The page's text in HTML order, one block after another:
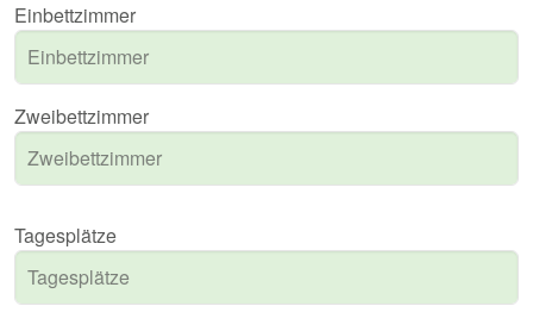
Einbettzimmer
Zweibettzimmer
Tagesplätze